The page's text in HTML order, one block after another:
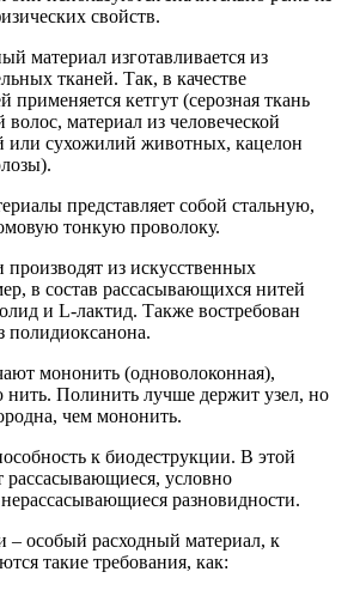
свойств.
материал изготавливается из
тканей. Так, в качестве
применяется кетгут (серозная ткань
материал из человеческой
или сухожилий животных, кацелон
представляет собой стальную,
тонкую проволоку.
из искусственных
в состав рассасывающихся нитей
и L-лактид. Также востребован
мононить (одноволоконная),
Полинить лучше держит узел, но
чем мононить.
к биодеструкции. В этой
рассасывающиеся, условно
разновидности.
– особый расходный материал, к
такие требования, как: